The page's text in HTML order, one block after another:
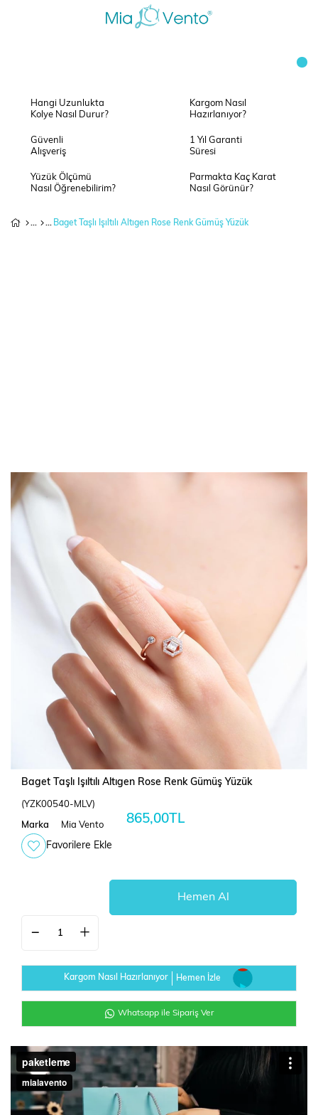
Hangi Uzunlukta
Kolye Nasıl Durur?
Kargom Nasıl
Hazırlanıyor?
Güvenli
Alışveriş
1 Yıl Garanti
Süresi
Yüzük Ölçümü
Nasıl Öğrenebilirim?
Parmakta Kaç Karat
Nasıl Görünür?
Baget Taşlı Işıltılı Altıgen Rose Renk Gümüş Yüzük
Baget Taşlı Işıltılı Altıgen Rose Renk Gümüş Yüzük
(YZK00540-MLV)
Marka Mia Vento 865,00TL
Favorilere Ekle
Kargom Nasıl Hazırlanıyor Hemen İzle
Whatsapp ile Sipariş Ver